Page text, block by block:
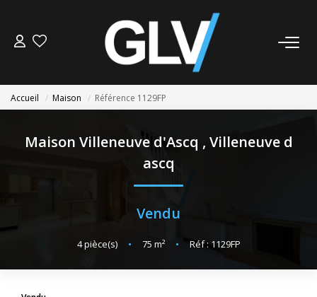
LOCATION
NOS AGENCES
Nos Agences
Accueil Maison Référence 1129FP
Maison Villeneuve d'Ascq , Villeneuve d
ascq
Vendu
4pièce(s) • 75 m² • Réf : 1129FP